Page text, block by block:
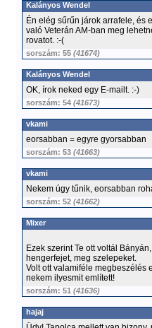
Kalányos Wendel
Én elég sűrűn járok arrafele, és
való Veterán AM-ban meg
rovatot. :-(
sorszám: 55 (41674)
Kalányos Wendel
OK, írok neked egy E-mailt. :-)
sorszám: 54 (41673)
vkami
eorsabban = egyre gyorsabban
sorszám: 53 (41663)
vkami
Nekem úgy tűnik, eorsabban
sorszám: 52 (41662)
Mixer
Ezek szerint Te ott voltál
hengerfejet, meg szelepeket.
Volt ott valamiféle megbeszélés
nekem ilyesmit említett!
sorszám: 51 (41636)
hajaj